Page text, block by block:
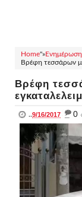
Home"»Ενημέρωση
Βρέφη τεσσάρων
Βρέφη
..9/16/2017 _ 0